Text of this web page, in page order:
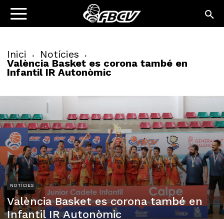
Inici Notícies
València Basket es corona també en
Infantil IR Autonòmic
NOTÍCIES
València Basket es corona també en
Infantil IR Autonòmic